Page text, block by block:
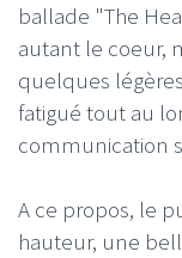
ballade "The
autant le coeur,
quelques
fatigué tout au
communication
A ce propos, le
hauteur, une